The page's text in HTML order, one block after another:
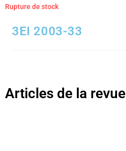
Rupture de stock
3EI 2003-33
Articles de la revue